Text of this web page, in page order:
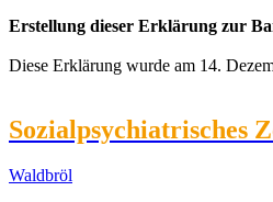
Erstellung dieser Erklärung zur
Diese Erklärung wurde am 14.
Sozialpsychiatrisches
Waldbröl